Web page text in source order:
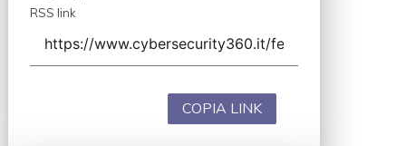
RSS link
COPIA LINK